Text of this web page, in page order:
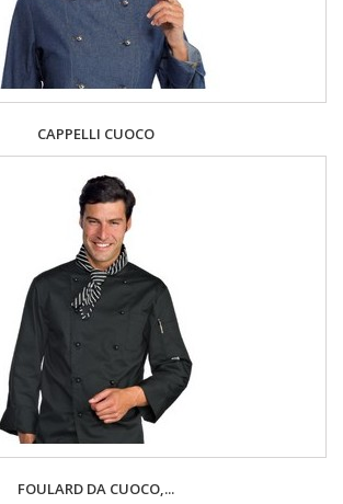
CAPPELLI CUOCO
FOULARD DA CUOCO,...